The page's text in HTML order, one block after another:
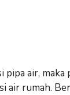
pipa air,
air rumah.